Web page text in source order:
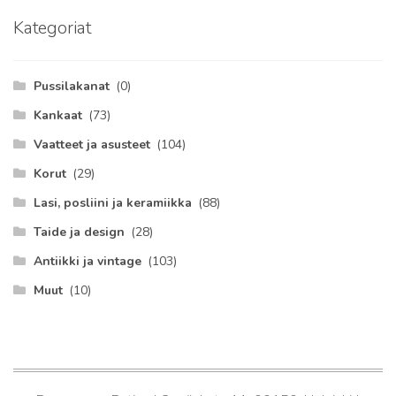
Kategoriat
Pussilakanat (0)
Kankaat (73)
Vaatteet ja asusteet (104)
Korut (29)
Lasi, posliini ja keramiikka (88)
Taide ja design (28)
Antiikki ja vintage (103)
Muut (10)